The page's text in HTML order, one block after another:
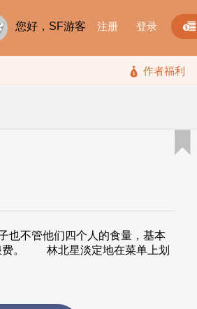
您好，SF游客 注册 登录 
 作者福利
管他们四个人的食量，基本
费。 林北星淡定地在菜单上划
